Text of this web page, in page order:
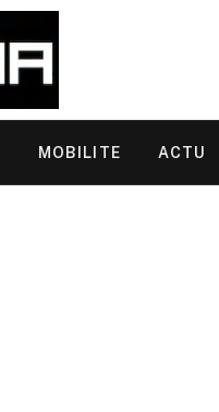
MOBILITE ACTU